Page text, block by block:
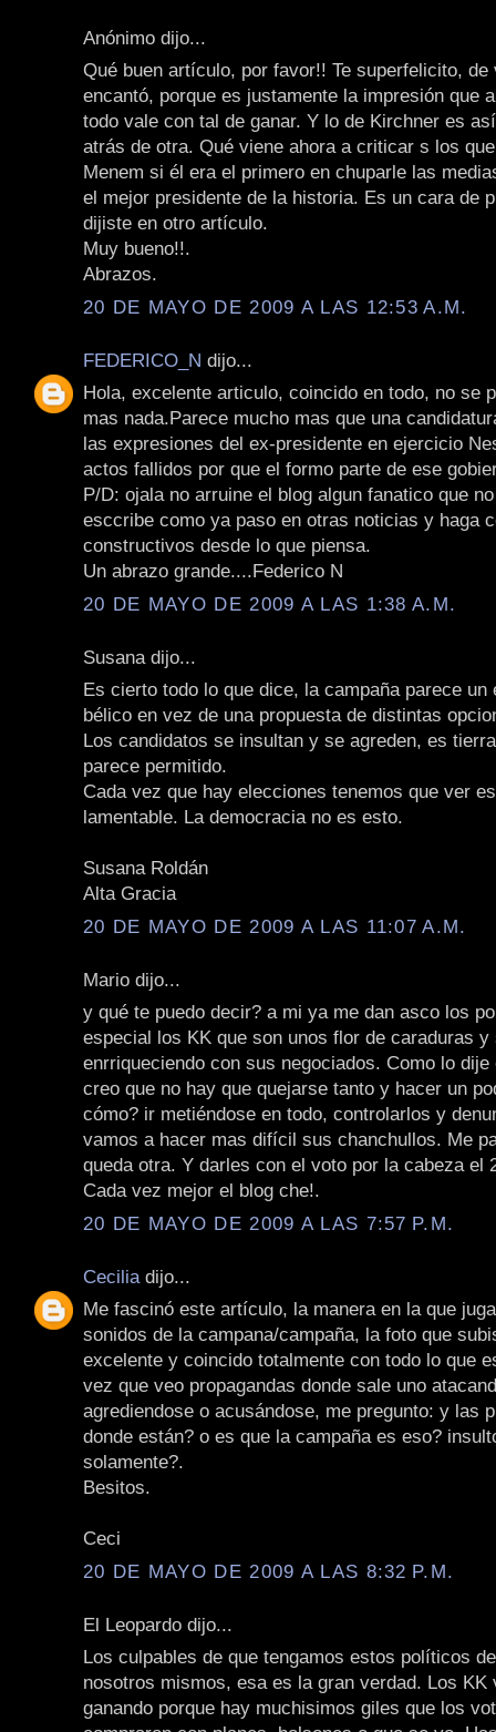
Anónimo dijo...
Qué buen artículo, por favor!! Te superfelicito, de
encantó, porque es justamente la impresión que
todo vale con tal de ganar. Y lo de Kirchner es
atrás de otra. Qué viene ahora a criticar s los
Menem si él era el primero en chuparle las
el mejor presidente de la historia. Es un cara de
dijiste en otro artículo.
Muy bueno!!.
Abrazos.
20 DE MAYO DE 2009 A LAS 12:53 A.M.
FEDERICO_N dijo...
Hola, excelente articulo, coincido en todo, no se
mas nada.Parece mucho mas que una
las expresiones del ex-presidente en ejercicio
actos fallidos por que el formo parte de ese
P/D: ojala no arruine el blog algun fanatico que
esccribe como ya paso en otras noticias y haga
constructivos desde lo que piensa.
Un abrazo grande....Federico N
20 DE MAYO DE 2009 A LAS 1:38 A.M.
Susana dijo...
Es cierto todo lo que dice, la campaña parece un
bélico en vez de una propuesta de distintas
Los candidatos se insultan y se agreden, es
parece permitido.
Cada vez que hay elecciones tenemos que ver
lamentable. La democracia no es esto.
Susana Roldán
Alta Gracia
20 DE MAYO DE 2009 A LAS 11:07 A.M.
Mario dijo...
y qué te puedo decir? a mi ya me dan asco los
especial los KK que son unos flor de caraduras y
enrriqueciendo con sus negociados. Como lo
creo que no hay que quejarse tanto y hacer un
cómo? ir metiéndose en todo, controlarlos y
vamos a hacer mas difícil sus chanchullos. Me
queda otra. Y darles con el voto por la cabeza el
Cada vez mejor el blog che!.
20 DE MAYO DE 2009 A LAS 7:57 P.M.
Cecilia dijo...
Me fascinó este artículo, la manera en la que
sonidos de la campana/campaña, la foto que
excelente y coincido totalmente con todo lo que
vez que veo propagandas donde sale uno
agrediendose o acusándose, me pregunto: y las
donde están? o es que la campaña es eso?
solamente?.
Besitos.
Ceci
20 DE MAYO DE 2009 A LAS 8:32 P.M.
El Leopardo dijo...
Los culpables de que tengamos estos políticos
nosotros mismos, esa es la gran verdad. Los KK
ganando porque hay muchisimos giles que los